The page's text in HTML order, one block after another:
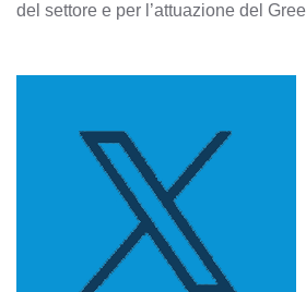
del settore e per l’attuazione del